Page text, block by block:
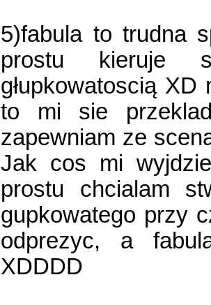
5)fabula to trudna
prostu kieruje
głupkowatoscią
to mi sie
zapewniam ze
Jak cos mi
prostu chcialam
gupkowatego przy
odprezyc, a
XDDDD